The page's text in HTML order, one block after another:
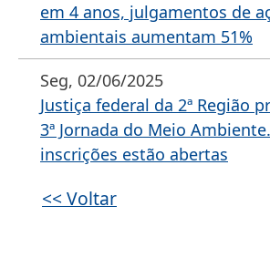
em 4 anos, julgamentos de
ambientais aumentam 51%
Seg, 02/06/2025
Justiça federal da 2ª Região
3ª Jornada do Meio
inscrições estão abertas
<< Voltar